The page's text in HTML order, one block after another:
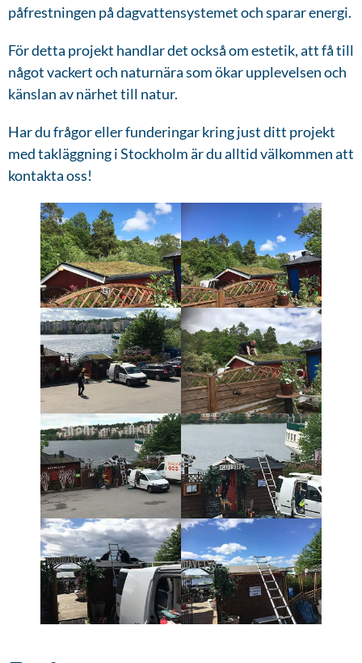
påfrestningen på dagvattensystemet och sparar energi.
För detta projekt handlar det också om estetik, att få till
något vackert och naturnära som ökar upplevelsen och
känslan av närhet till natur.
Har du frågor eller funderingar kring just ditt projekt
med takläggning i Stockholm är du alltid välkommen att
kontakta oss!